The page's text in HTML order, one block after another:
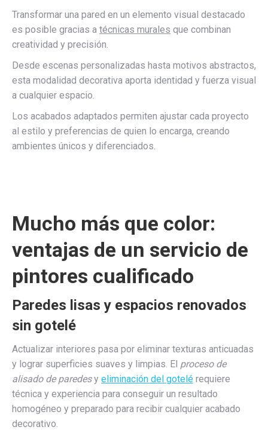
Transformar una pared en un elemento visual destacado
es posible gracias a técnicas murales que combinan
creatividad y precisión.
Desde escenas personalizadas hasta motivos abstractos,
esta modalidad decorativa aporta identidad y fuerza visual
a cualquier espacio.
Los acabados adaptados permiten ajustar cada proyecto
al estilo y preferencias de quien lo encarga, creando
ambientes únicos y diferenciados.
Mucho más que color:
ventajas de un servicio de
pintores cualificado
Paredes lisas y espacios renovados
sin gotelé
Actualizar interiores pasa por eliminar texturas anticuadas
y lograr superficies suaves y limpias. El proceso de
alisado de paredesy eliminación del gotelé requiere
técnica y experiencia para conseguir un resultado
homogéneo y preparado para recibir cualquier acabado
decorativo.